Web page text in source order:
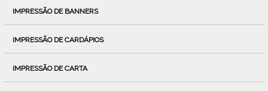
IMPRESSÃO DE BANNERS
IMPRESSÃO DE CARDÁPIOS
IMPRESSÃO DE CARTA